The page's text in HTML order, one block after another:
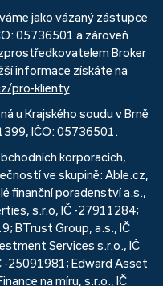
jako vázaný zástupce
05736501 a zároveň
Broker
informace získáte na
pro-klienty
u Krajského soudu v Brně
IČO: 05736501.
korporacích,
ve skupině: Able.cz,
finanční poradenství a.s.,
s.r.o, IČ -27911284;
BTrust Group, a.s., IČ
Services s.r.o., IČ
-25091981; Edward Asset
na míru, s.r.o., IČ